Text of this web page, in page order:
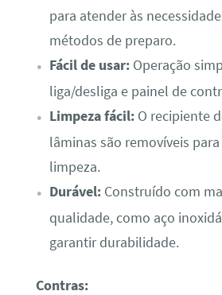
para atender às
métodos de preparo.
Fácil de usar:Operação
liga/desliga e painel de
Limpeza fácil:O recipiente
lâminas são removíveis
limpeza.
Durável:Construído com
qualidade, como aço
garantir durabilidade.
Contras: